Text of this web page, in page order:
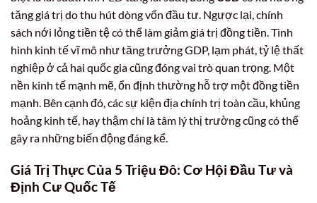
tăng giá trị do thu hút dòng vốn đầu tư. Ngược lại, chính
sách nới lỏng tiền tệ có thể làm giảm giá trị đồng tiền. Tình
hình kinh tế vĩ mô như tăng trưởng GDP, lạm phát, tỷ lệ thất
nghiệp ở cả hai quốc gia cũng đóng vai trò quan trọng. Một
nền kinh tế mạnh mẽ, ổn định thường hỗ trợ một đồng tiền
mạnh. Bên cạnh đó, các sự kiện địa chính trị toàn cầu, khủng
hoảng kinh tế, hay thậm chí là tâm lý thị trường cũng có thể
gây ra những biến động đáng kể.
Giá Trị Thực Của 5 Triệu Đô: Cơ Hội Đầu Tư và
Định Cư Quốc Tế